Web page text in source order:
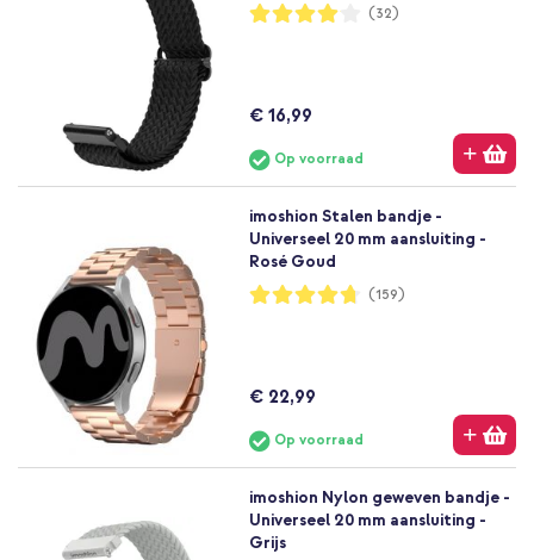
Waardering:
81%
(32)
€ 16,99
Op voorraad
imoshion Stalen bandje -
Universeel 20 mm aansluiting -
Rosé Goud
Waardering:
94%
(159)
€ 22,99
Op voorraad
imoshion Nylon geweven bandje -
Universeel 20 mm aansluiting -
Grijs